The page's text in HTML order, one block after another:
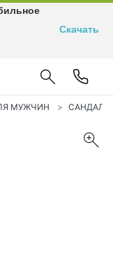
МУЖЧИН
Скачать